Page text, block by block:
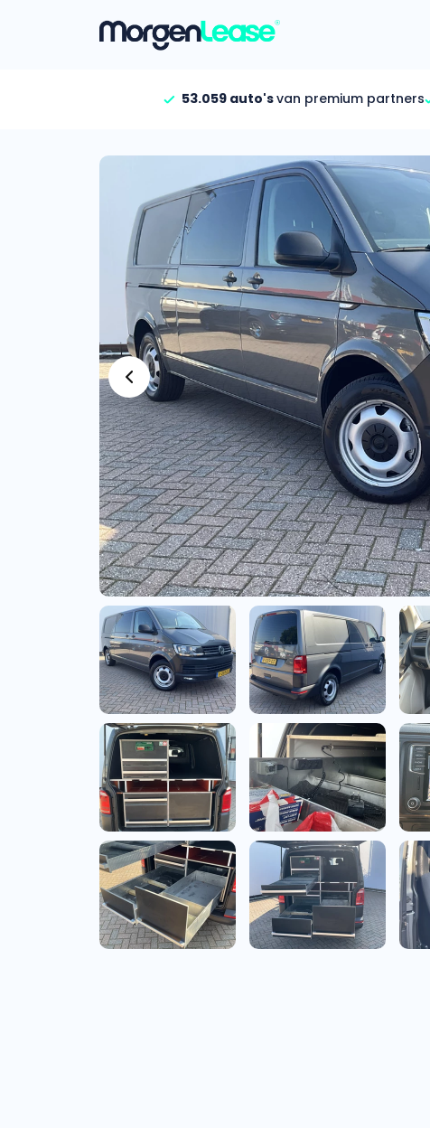
Gehele aanbod
Bekijk volledig aanbod
Gezinsauto’s
Bekijk alle gezinsauto’s
Hele aanbod
Bekijk alle stadsauto’s
EV’s/Hybrides
Bekijk alle electrische auto’s
Bedrijfswagens
Bekijk alle bedrijfswagens
Budgetwagens
Bekijk alle budgetwagens
53.059 auto'svan premium partners